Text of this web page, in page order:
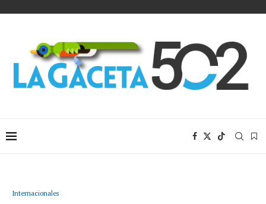
Internacionales